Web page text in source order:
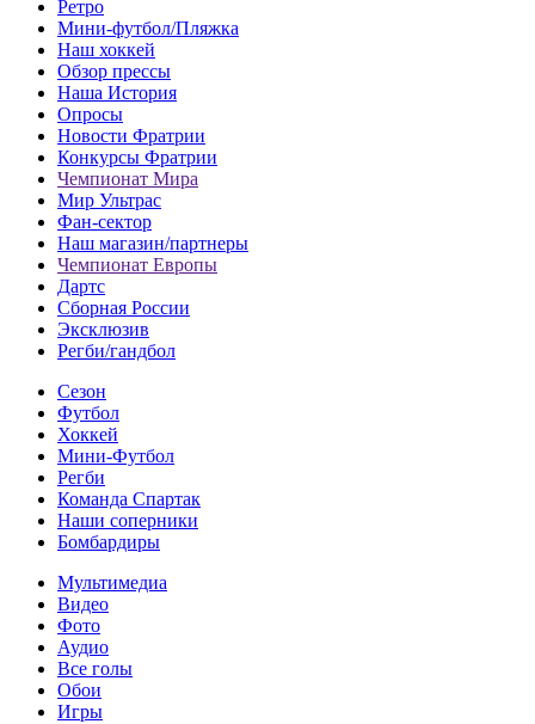
Ретро
Мини-футбол/Пляжка
Наш хоккей
Обзор прессы
Наша История
Опросы
Новости Фратрии
Конкурсы Фратрии
Чемпионат Мира
Мир Ультрас
Фан-cектор
Наш магазин/партнеры
Чемпионат Европы
Дартс
Сборная России
Эксклюзив
Регби/гандбол
Сезон
Футбол
Хоккей
Мини-Футбол
Регби
Команда Спартак
Наши соперники
Бомбардиры
Мультимедиа
Видео
Фото
Аудио
Все голы
Обои
Игры